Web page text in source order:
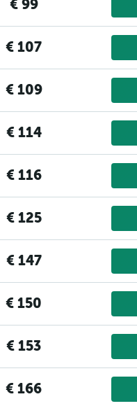
€ 99
€ 107
€ 109
€ 114
€ 116
€ 125
€ 147
€ 150
€ 153
€ 166